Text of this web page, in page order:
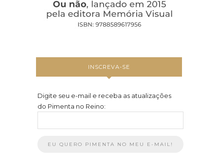
INSCREVA-SE
Digite seu e-mail e receba as atualizações
do Pimenta no Reino: